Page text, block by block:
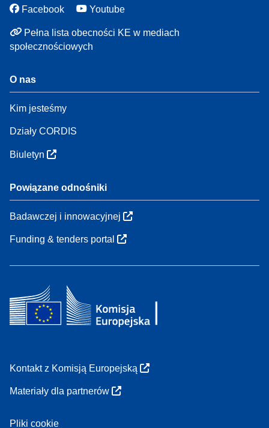
Facebook Youtube
Pełna lista obecności KE w mediach
społecznościowych
O nas
Kim jesteśmy
Działy CORDIS
Biuletyn
Powiązane odnośniki
Badawczej i innowacyjnej
Funding & tenders portal
Kontakt z Komisją Europejską
Materiały dla partnerów
Pliki cookie